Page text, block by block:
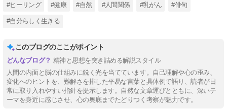
#ヒーリング #健康 #自然 #人間関係 #乳がん #俳句
#自分らしく生きる
このブログのここがポイント
精神と思想を突き詰める解説スタイル
人間の内面と脳の仕組みに鋭く光を当てています。自己理解や心の歪み、
変化へのヒントを、難解さを排した平易な言葉と具体例で語り、読者が日
常に取り入れやすい指針を提示します。自然な文章運びとともに、深いテ
ーマを身近に感じさせ、心の奥底までたどりつく考察が魅力です。